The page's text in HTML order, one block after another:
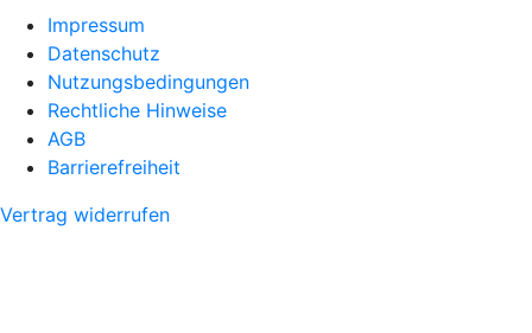
Impressum
Datenschutz
Nutzungsbedingungen
Rechtliche Hinweise
AGB
Barrierefreiheit
Vertrag widerrufen